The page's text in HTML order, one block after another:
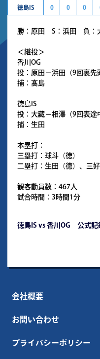
徳島IS 0 0 0
勝：原田 S：浜田 負：
＜継投＞
香川OG
投：原田－浜田（9回裏先
捕：髙島
徳島IS
投：大藏－相澤（9回表途
捕：生田
本塁打：
三塁打：球斗（徳）
二塁打：生田（徳）、三
観客動員数：467人
試合時間：3時間1分
徳島IS vs 香川OG 公式記
会社概要
お問い合わせ
プライバシーポリシー